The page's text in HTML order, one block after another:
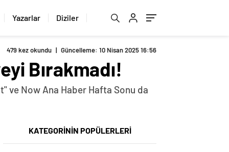
Yazarlar Diziler
479 kez okundu | Güncelleme: 10 Nisan 2025 16:56
Bırakmadı!
ve Now Ana Haber Hafta Sonu da
KATEGORİNİN POPÜLERLERİ